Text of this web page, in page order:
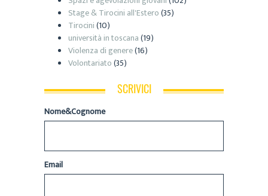
Stage & Tirocini all'Estero(35)
Tirocini(10)
università in toscana(19)
Violenza di genere(16)
Volontariato(35)
SCRIVICI
Nome&Cognome
Email